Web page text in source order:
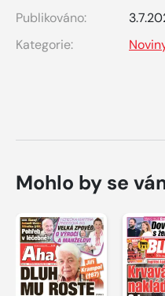
Publikováno:
Kategorie:
Mohlo by se